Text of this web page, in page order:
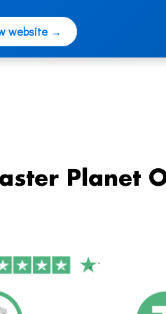
website →
Planet